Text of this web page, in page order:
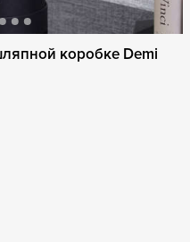
коробке Demi